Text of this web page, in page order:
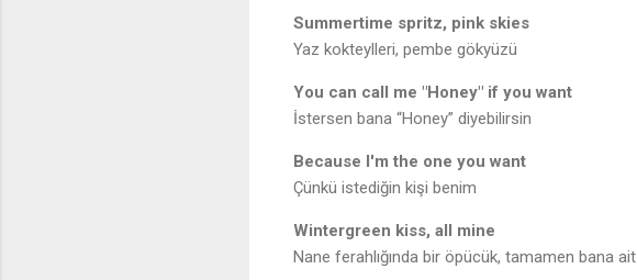
Summertime spritz, pink skies
Yaz kokteylleri, pembe gökyüzü
You can call me "Honey" if you want
İstersen bana “Honey” diyebilirsin
Because I'm the one you want
Çünkü istediğin kişi benim
Wintergreen kiss, all mine
Nane ferahlığında bir öpücük, tamamen bana ait